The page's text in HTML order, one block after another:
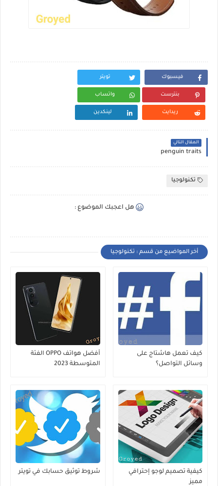
فيسبوك تويتر
بنترست واتساب
ريدايت لينكدين
المقال التالي
penguin traits
تكنولوجيا
هل اعجبك الموضوع :
أخر المواضيع من قسم : تكنولوجيا
كيف تعمل هاشتاج على
وسائل التواصل؟
أفضل هواتف OPPO الفئة
المتوسطة 2023
كيفية تصميم لوجو إحترافي
مميز
شروط توثيق حسابك في تويتر